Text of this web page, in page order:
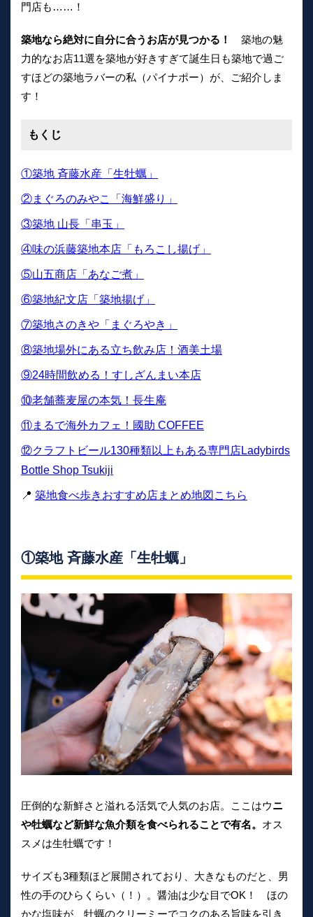
門店も……！
築地なら絶対に自分に合うお店が見つかる！
築地の魅
力的なお店11選を築地が好きすぎて誕生日も築地で過ご
すほどの築地ラバーの私（パイナポー）が、ご紹介しま
す！
もくじ
①築地 斉藤水産「生牡蠣」
②まぐろのみやこ「海鮮盛り」
③築地 山長「串玉」
④味の浜藤築地本店「もろこし揚げ」
⑤山五商店「あなご煮」
⑥築地紀文店「築地揚げ」
⑦築地さのきや「まぐろやき」
⑧築地場外にある立ち飲み店！酒美土場
⑨24時間飲める！すしざんまい本店
⑩老舗蕎麦屋の本気！長生庵
⑪まるで海外カフェ！國助 COFFEE
⑫クラフトビール130種類以上もある専門店Ladybirds
Bottle Shop Tsukiji
📍 築地食べ歩きおすすめ店まとめ地図こちら
①築地 斉藤水産「生牡蠣」
圧倒的な新鮮さと溢れる活気で人気のお店。ここはウニ
や牡蠣など新鮮な魚介類を食べられることで有名。 オス
スメは生牡蠣です！
サイズも3種類ほど展開されており、大きなものだと、男
性の手のひらくらい（！）。醤油は少な目でOK！ ほの
かな塩味が、牡蠣のクリーミーでコクのある旨味を引き